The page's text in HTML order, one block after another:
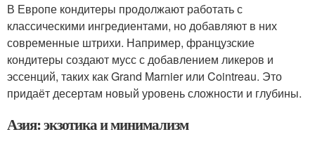
В Европе кондитеры продолжают работать с
классическими ингредиентами, но добавляют в них
современные штрихи. Например, французские
кондитеры создают мусс с добавлением ликеров и
эссенций, таких как Grand Marnier или Cointreau. Это
придаёт десертам новый уровень сложности и глубины.
Азия: экзотика и минимализм